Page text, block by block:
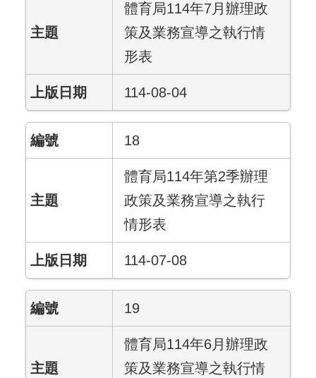
體育局114年7月辦理政
策及業務宣導之執行情
形表
114-08-04
18
體育局114年第2季辦理
政策及業務宣導之執行
情形表
114-07-08
19
體育局114年6月辦理政
策及業務宣導之執行情